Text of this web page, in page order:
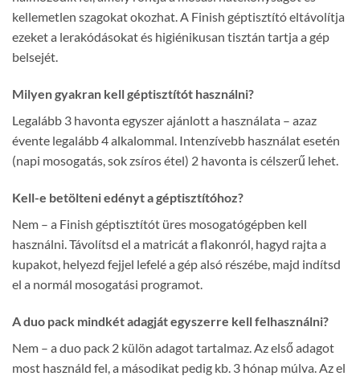
kellemetlen szagokat okozhat. A Finish géptisztító eltávolítja
ezeket a lerakódásokat és higiénikusan tisztán tartja a gép
belsejét.
Milyen gyakran kell géptisztítót használni?
Legalább 3 havonta egyszer ajánlott a használata – azaz
évente legalább 4 alkalommal. Intenzívebb használat esetén
(napi mosogatás, sok zsíros étel) 2 havonta is célszerű lehet.
Kell-e betölteni edényt a géptisztítóhoz?
Nem – a Finish géptisztítót üres mosogatógépben kell
használni. Távolítsd el a matricát a flakonról, hagyd rajta a
kupakot, helyezd fejjel lefelé a gép alsó részébe, majd indítsd
el a normál mosogatási programot.
A duo pack mindkét adagját egyszerre kell felhasználni?
Nem – a duo pack 2 külön adagot tartalmaz. Az első adagot
most használd fel, a másodikat pedig kb. 3 hónap múlva. Az el